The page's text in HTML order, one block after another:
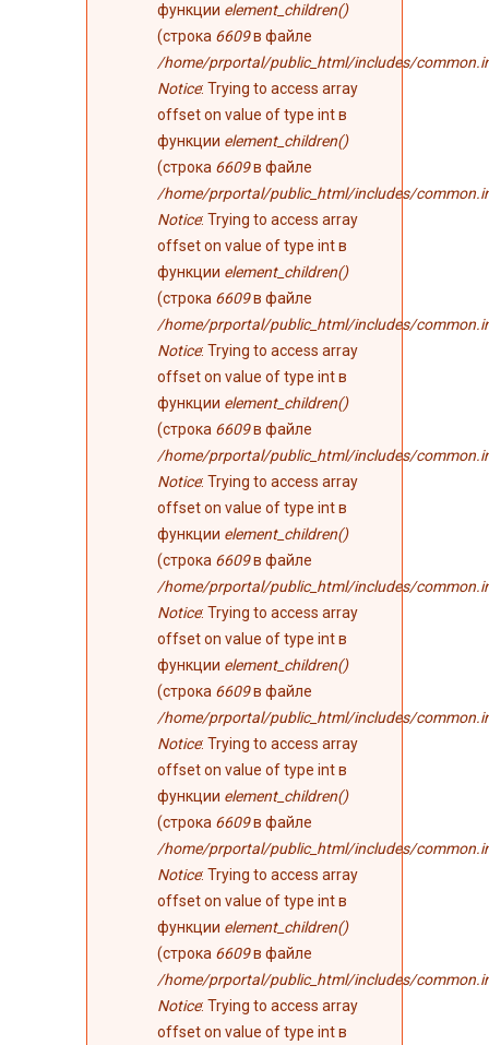
функции element_children()
(строка 6609в файле
/home/prportal/public_html/includes/
Notice: Trying to access array
offset on value of type int в
функции element_children()
(строка 6609в файле
/home/prportal/public_html/includes/
Notice: Trying to access array
offset on value of type int в
функции element_children()
(строка 6609в файле
/home/prportal/public_html/includes/
Notice: Trying to access array
offset on value of type int в
функции element_children()
(строка 6609в файле
/home/prportal/public_html/includes/
Notice: Trying to access array
offset on value of type int в
функции element_children()
(строка 6609в файле
/home/prportal/public_html/includes/
Notice: Trying to access array
offset on value of type int в
функции element_children()
(строка 6609в файле
/home/prportal/public_html/includes/
Notice: Trying to access array
offset on value of type int в
функции element_children()
(строка 6609в файле
/home/prportal/public_html/includes/
Notice: Trying to access array
offset on value of type int в
функции element_children()
(строка 6609в файле
/home/prportal/public_html/includes/
Notice: Trying to access array
offset on value of type int в